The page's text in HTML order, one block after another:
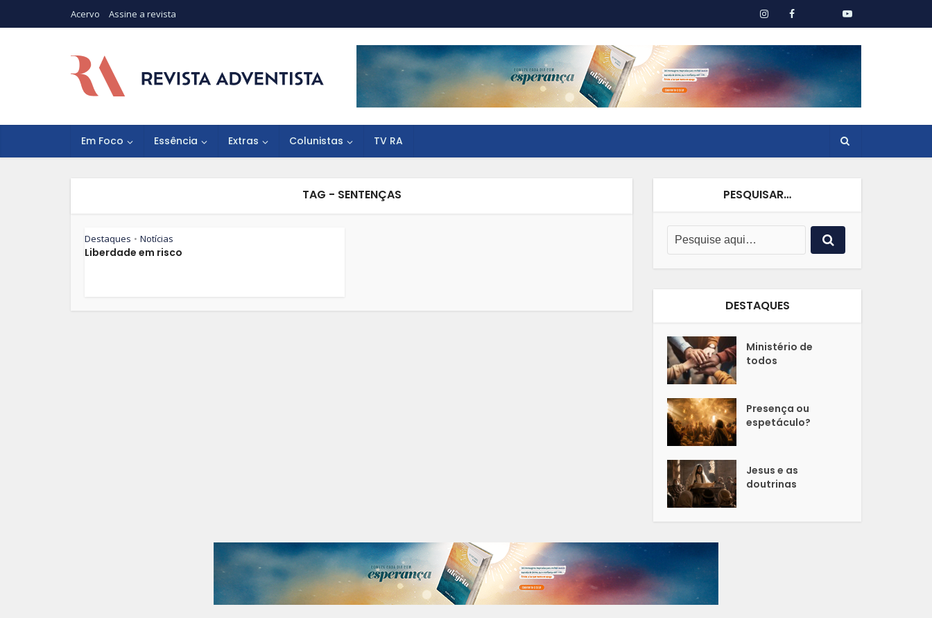
Acervo Assine a revista
Em Foco Essência Extras Colunistas TV RA
TAG - SENTENÇAS
Destaques • Notícias
Liberdade em risco
PESQUISAR…
DESTAQUES
Ministério de
todos
Presença ou
espetáculo?
Jesus e as
doutrinas